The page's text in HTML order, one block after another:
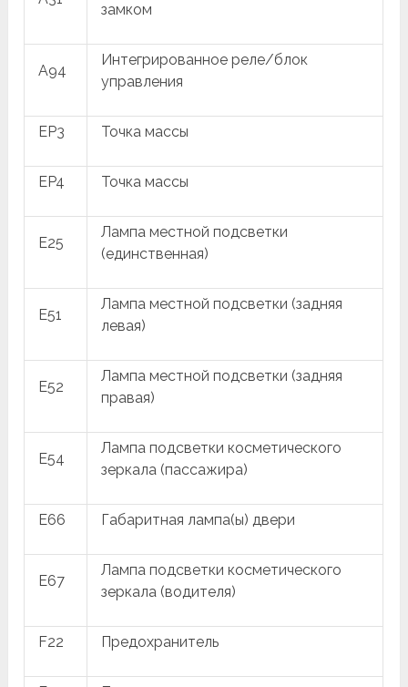
замком
A94
Интегрированное реле/блок
управления
EP3 Точка массы
EP4 Точка массы
E25
Лампа местной подсветки
(единственная)
E51
Лампа местной подсветки (задняя
левая)
E52
Лампа местной подсветки (задняя
правая)
E54
Лампа подсветки косметического
зеркала (пассажира)
E66 Габаритная лампа(ы) двери
E67
Лампа подсветки косметического
зеркала (водителя)
F22 Предохранитель